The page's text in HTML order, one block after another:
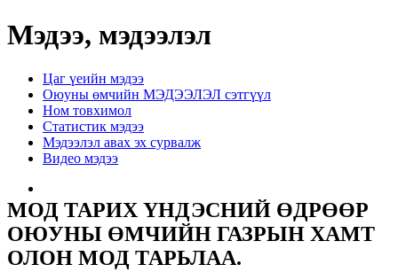
Мэдээ, мэдээлэл
Цаг үеийн мэдээ
Оюуны өмчийн МЭДЭЭЛЭЛ сэтгүүл
Ном товхимол
Статистик мэдээ
Мэдээлэл авах эх сурвалж
Видео мэдээ
МОД ТАРИХ ҮНДЭСНИЙ ӨДРӨӨР
ОЮУНЫ ӨМЧИЙН ГАЗРЫН ХАМТ
ОЛОН МОД ТАРЬЛАА.